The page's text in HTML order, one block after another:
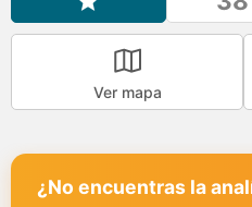
Ver mapa
¿No encuentras la